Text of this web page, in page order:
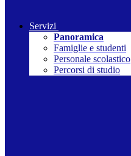
Servizi
Panoramica
Famiglie e studenti
Personale scolastico
Percorsi di studio